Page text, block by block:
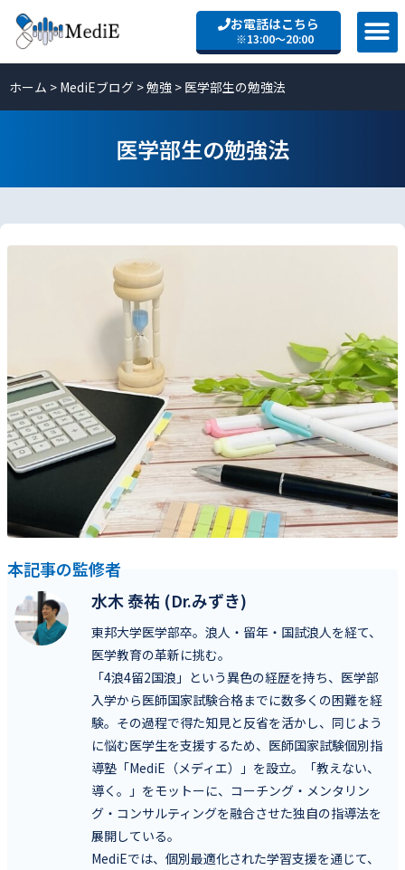
お電話はこちら
※13:00〜20:00
ホーム > MediEブログ >勉強 > 医学部生の勉強法
医学部生の勉強法
本記事の監修者
水木 泰祐 (Dr.みずき)
東邦大学医学部卒。浪人・留年・国試浪人を経て、
医学教育の革新に挑む。
「4浪4留2国浪」という異色の経歴を持ち、医学部
入学から医師国家試験合格までに数多くの困難を経
験。その過程で得た知見と反省を活かし、同じよう
に悩む医学生を支援するため、医師国家試験個別指
導塾「MediE（メディエ）」を設立。「教えない、
導く。」をモットーに、コーチング・メンタリン
グ・コンサルティングを融合させた独自の指導法を
展開している。
MediEでは、個別最適化された学習支援を通じて、